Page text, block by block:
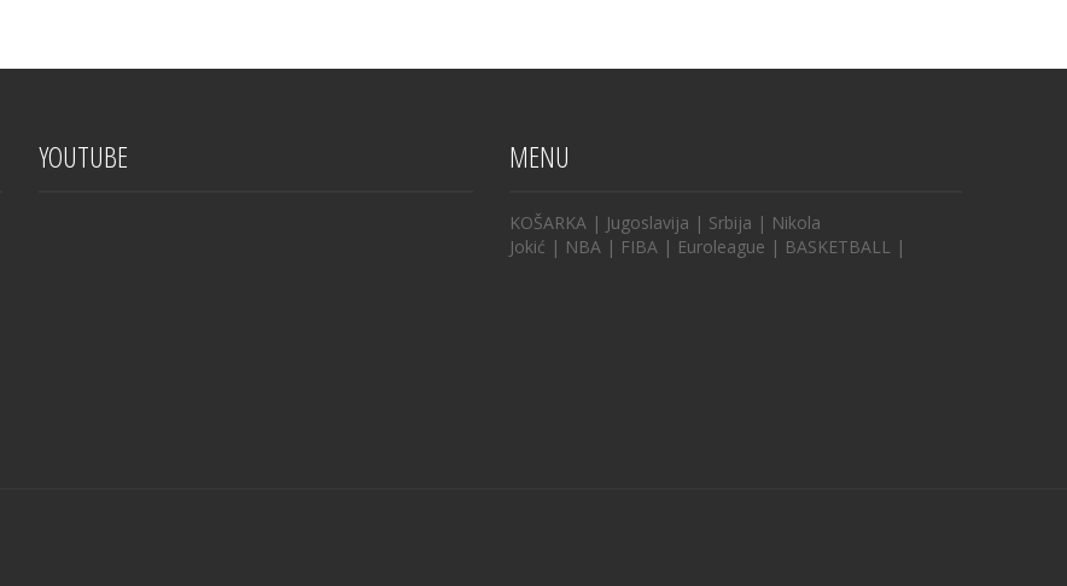
YOUTUBE MENU
KOŠARKA | Jugoslavija | Srbija | Nikola
Jokić | NBA | FIBA | Euroleague | BASKETBALL |